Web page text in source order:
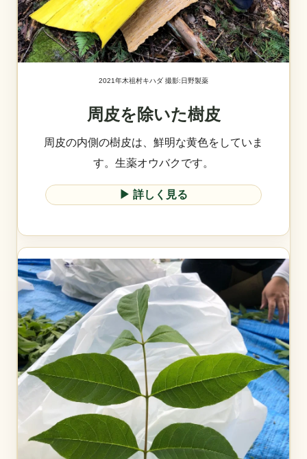
2021年木祖村キハダ 撮影:日野製薬
周皮を除いた樹皮
周皮の内側の樹皮は、鮮明な黄色をしていま
す。生薬オウバクです。
▶︎ 詳しく見る